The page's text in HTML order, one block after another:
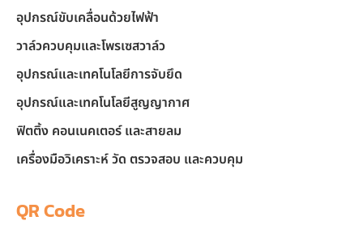
อุปกรณ์ขับเคลื่อนด้วยไฟฟ้า
วาล์วควบคุมและโพรเซสวาล์ว
อุปกรณ์และเทคโนโลยีการจับยึด
อุปกรณ์และเทคโนโลยีสูญญากาศ
ฟิตติ้ง คอนเนคเตอร์ และสายลม
เครื่องมือวิเคราะห์ วัด ตรวจสอบ และควบคุม
QR Code